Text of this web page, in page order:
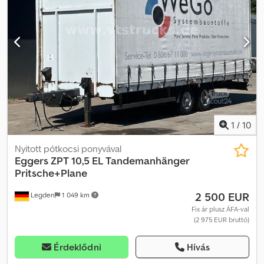
mm - ikerkerekek 215/75R17,5 - BPW tengelyek - légrugózás
Credpfx Aszd Naroagsf - tolóponyva A jármű reklámmatricákkal,
feliratokkal, illetve korábbi feliratok maradványaival ellátott lehet.
Több darab elérhető
1 / 10
Legden 1 049 km
Nyitott pótkocsi ponyvával
EggersZPT 10,5 EL Tandemanhänger
Pritsche+Plane
2 500 EUR
Fix ár plusz ÁFA-val
(2 975 EUR bruttó)
Érdeklődni Hívás